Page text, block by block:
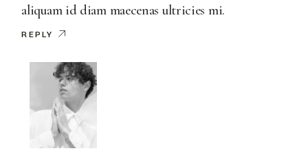
aliquam id diam maecenas ultricies mi.
REPLY